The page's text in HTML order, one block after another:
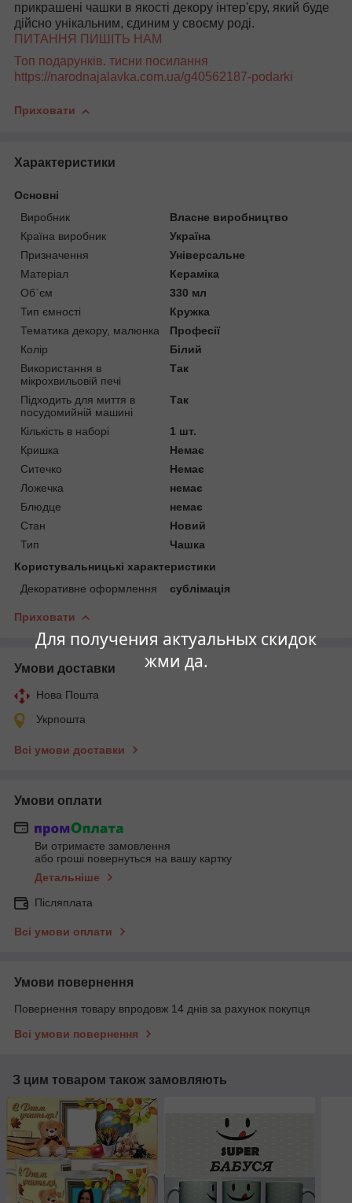
Для получения актуальных скидок
жми да.
прикрашені чашки в якості декору інтер'єру, який буде
дійсно унікальним, єдиним у своєму роді.
ПИТАННЯ ПИШІТЬ НАМ
Топ подарунків. тисни посилання
https://narodnajalavka.com.ua/g40562187-podarki
Приховати
Характеристики
Основні
Виробник
Власне виробництво
Країна виробник
Україна
Призначення
Універсальне
Матеріал
Кераміка
Об`єм
330 мл
Тип ємності
Кружка
Тематика декору, малюнка
Професії
Колір
Білий
Використання в
мікрохвильовій печі
Так
Підходить для миття в
посудомийній машині
Так
Кількість в наборі
1 шт.
Кришка
Немає
Ситечко
Немає
Ложечка
немає
Блюдце
немає
Стан
Новий
Тип
Чашка
Користувальницькі характеристики
Декоративне оформлення
сублімація
Приховати
Умови доставки
Нова Пошта
Укрпошта
Всі умови доставки
Умови оплати
Ви отримаєте замовлення
або гроші повернуться на вашу картку
Детальніше
Післяплата
Всі умови оплати
Умови повернення
Повернення товару впродовж 14 днів за рахунок покупця
Всі умови повернення
З цим товаром також замовляють